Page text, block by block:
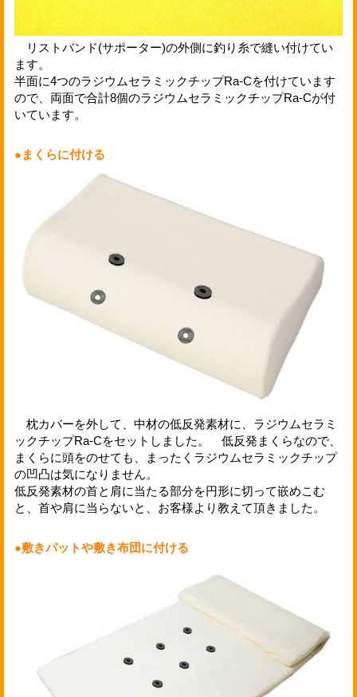
リストバンド(サポーター)の外側に釣り糸で縫い付けてい
ます。
半面に4つのラジウムセラミックチップRa-Cを付けています
ので、両面で合計8個のラジウムセラミックチップRa-Cが付
いています。
●まくらに付ける
枕カバーを外して、中材の低反発素材に、ラジウムセラミ
ックチップRa-Cをセットしました。 低反発まくらなので、
まくらに頭をのせても、まったくラジウムセラミックチップ
の凹凸は気になりません。
低反発素材の首と肩に当たる部分を円形に切って嵌めこむ
と、首や肩に当らないと、お客様より教えて頂きました。
●敷きパットや敷き布団に付ける